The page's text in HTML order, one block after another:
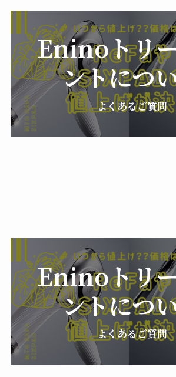
Eninoトリ
ントにつ
よくあるご質問
Eninoトリ
ントにつ
よくあるご質問